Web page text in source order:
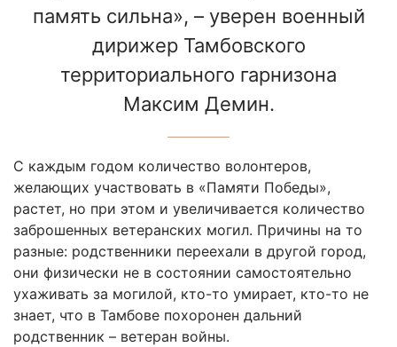
память сильна», – уверен военный
дирижер Тамбовского
территориального гарнизона
Максим Демин.
С каждым годом количество волонтеров,
желающих участвовать в «Памяти Победы»,
растет, но при этом и увеличивается количество
заброшенных ветеранских могил. Причины на то
разные: родственники переехали в другой город,
они физически не в состоянии самостоятельно
ухаживать за могилой, кто-то умирает, кто-то не
знает, что в Тамбове похоронен дальний
родственник – ветеран войны.